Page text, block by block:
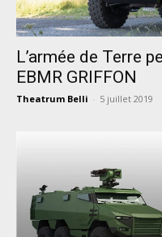
L’armée de Terre
EBMR GRIFFON
Theatrum Belli - 5 juillet 2019